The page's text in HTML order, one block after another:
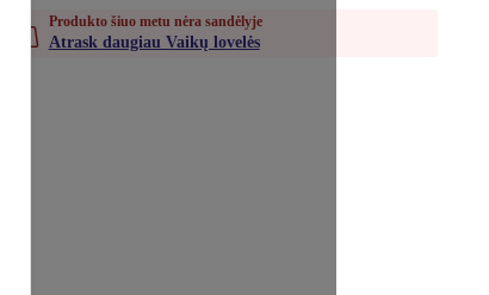
Produkto šiuo metu nėra sandėlyje
Atrask daugiau Vaikų lovelės